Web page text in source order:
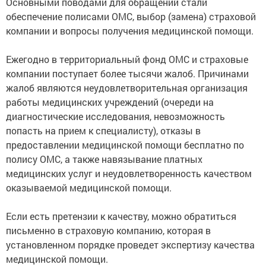
обеспечение полисами ОМС, выбор (замена) страховой
компании и вопросы получения медицинской помощи.
Ежегодно в территориальный фонд ОМС и страховые
компании поступает более тысячи жалоб. Причинами
жалоб являются неудовлетворительная организация
работы медицинских учреждений (очереди на
диагностические исследования, невозможность
попасть на прием к специалисту), отказы в
предоставлении медицинской помощи бесплатно по
полису ОМС, а также навязывание платных
медицинских услуг и неудовлетворенность качеством
оказываемой медицинской помощи.
Если есть претензии к качеству, можно обратиться
письменно в страховую компанию, которая в
установленном порядке проведет экспертизу качества
медицинской помощи.